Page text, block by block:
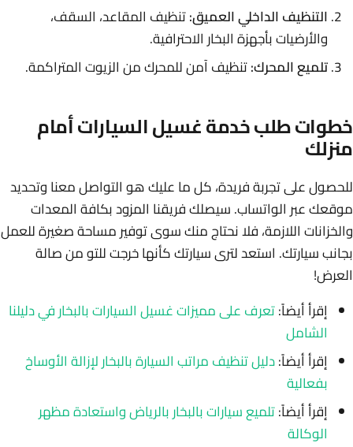
التنظيف الداخلي العميق:تنظيف المقاعد، السقف،
والأرضيات بأجهزة البخار الاحترافية.
تلميع المحرك:تنظيف آمن للمحرك من الزيوت المتراكمة.
خطوات طلب خدمة غسيل السيارات أمام
منزلك
للحصول على تجربة فريدة، كل ما عليك هو التواصل معنا وتحديد
موقعك عبر الواتساب. سيصلك فريقنا المزود بكافة المعدات
والخزانات اللازمة، فلا نحتاج منك سوى توفير مساحة صغيرة للعمل
بجانب سيارتك. استعد لترى سيارتك كأنها خرجت للتو من صالة
العرض!
إقرأ أيضاً:تعرف على مميزات غسيل السيارات بالبخار في دليلنا
الشامل
إقرأ أيضاً:دليل تنظيف مراتب السيارة بالبخار لإزالة الأوساخ
بفعالية
إقرأ أيضاً:تلميع سيارات بالبخار بالرياض واستعادة مظهر
الوكالة